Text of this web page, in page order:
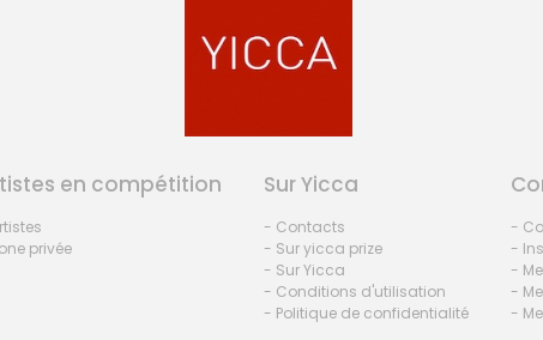
en compétition
privée
Sur Yicca
- Contacts
- Sur yicca prize
- Sur Yicca
- Conditions d'utilisation
- Politique de confidentialité
-
-
-
-
-